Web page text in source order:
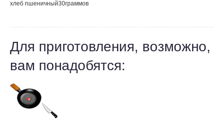
хлеб пшеничный30граммов
Для приготовления, возможно,
вам понадобятся: